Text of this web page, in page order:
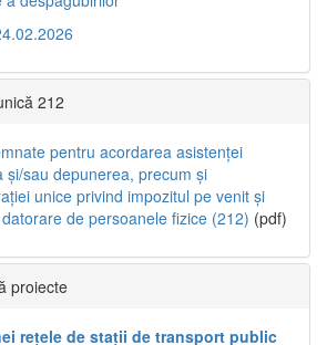
212
pentru acordarea asistenței
și/sau depunerea, precum și
unice privind impozitul pe venit și
de persoanele fizice (212) (pdf)
proiecte
rețele de stații de transport public